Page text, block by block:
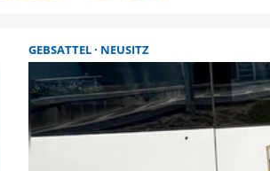
GEBSATTEL NEUSITZ